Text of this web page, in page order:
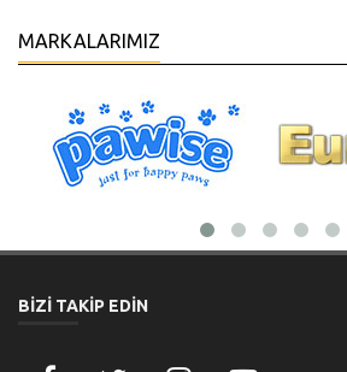
MARKALARIMIZ
BİZİ TAKİP EDİN